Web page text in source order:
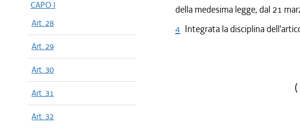
CAPO I
Art. 28
Art. 29
Art. 30
Art. 31
Art. 32
della medesima legge, dal 21
4 Integrata la disciplina